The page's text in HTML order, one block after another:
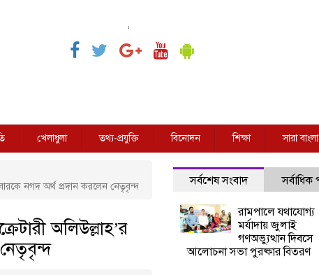
,
খেলাধুলা তথ্য-প্রযুক্তি বিনোদন শিক্ষা সারা বাংলা
নগদ অর্থ প্রদান করলেন নেতৃবৃন্দ
অলিউল্লাহ’র
সর্বশেষ সংবাদ সর্বাধিক
রামপালে যথাযোগ্য
মর্যাদায় জুলাই
গণঅভ্যুত্থান দিবসে
আলোচনা সভা পুরষ্কার বিতরণ